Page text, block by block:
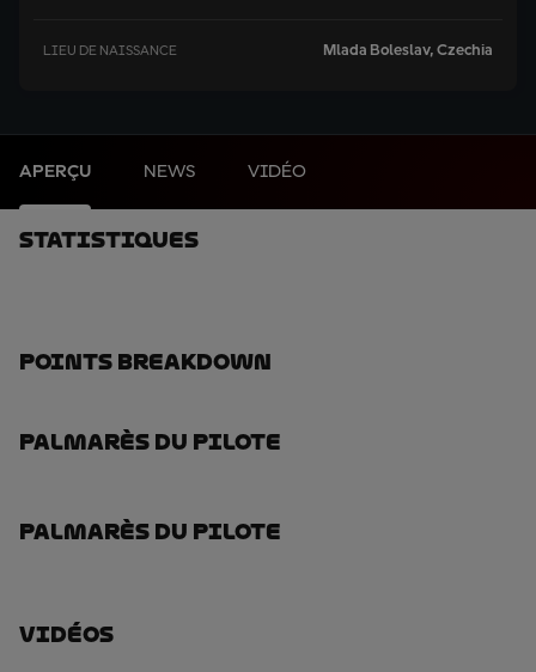
LIEU DE NAISSANCE Mlada Boleslav, Czechia
APERÇU NEWS VIDÉO
Statistiques
Points Breakdown
Palmarès Du Pilote
Palmarès Du Pilote
Vidéos